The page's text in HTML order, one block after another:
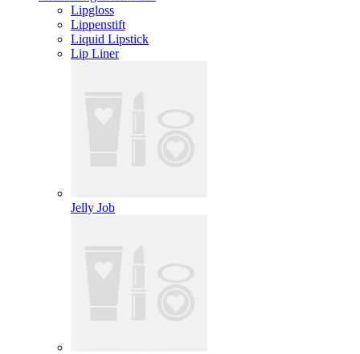
Lipgloss
Lippenstift
Liquid Lipstick
Lip Liner
Jelly Job